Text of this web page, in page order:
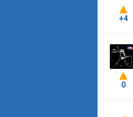
+4
0